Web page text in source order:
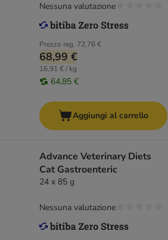
Prezzo reg. 72,76 €
68,99 €
16,91 € / kg
64,85 €
Nessuna valutazione
Aggiungi al carrello
Advance Veterinary Diets
Cat Gastroenteric
24 x 85 g
Nessuna valutazione